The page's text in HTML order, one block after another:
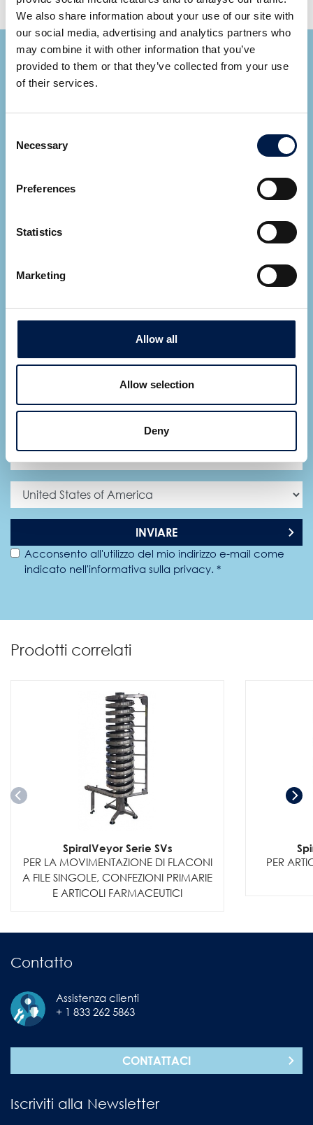
We also share information about your use of our site with
our social media, advertising and analytics partners who
may combine it with other information that you’ve
provided to them or that they’ve collected from your use
of their services.
Selection
Necessary
Preferences
Statistics
Marketing
Allow all
Allow selection
Deny
Chiedi di essere contattato da AmbaFlex
Campi
INVIARE
Acconsento all'utilizzo del mio indirizzo e-mail come
indicato nell'informativa sulla privacy. *
Prodotti correlati
SpiralVeyor Serie SVs
PER LA MOVIMENTAZIONE DI FLACONI
A FILE SINGOLE, CONFEZIONI PRIMARIE
E ARTICOLI FARMACEUTICI
PER
Contatto
Assistenza clienti
+ 1 833 262 5863
CONTATTACI
Iscriviti alla Newsletter